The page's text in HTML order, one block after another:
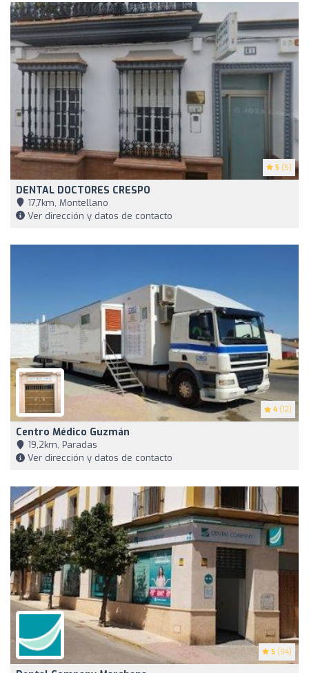
5 (5)
DENTAL DOCTORES CRESPO
17,7km, Montellano
Ver dirección y datos de contacto
4 (12)
Centro Médico Guzmán
19,2km, Paradas
Ver dirección y datos de contacto
5 (94)